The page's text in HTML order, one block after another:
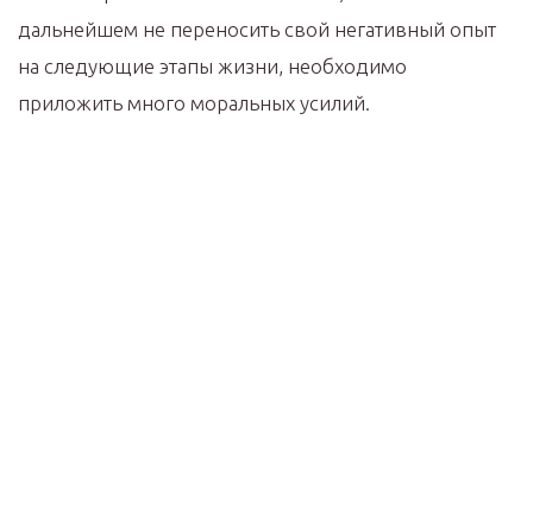
дальнейшем не переносить свой негативный опыт
на следующие этапы жизни, необходимо
приложить много моральных усилий.